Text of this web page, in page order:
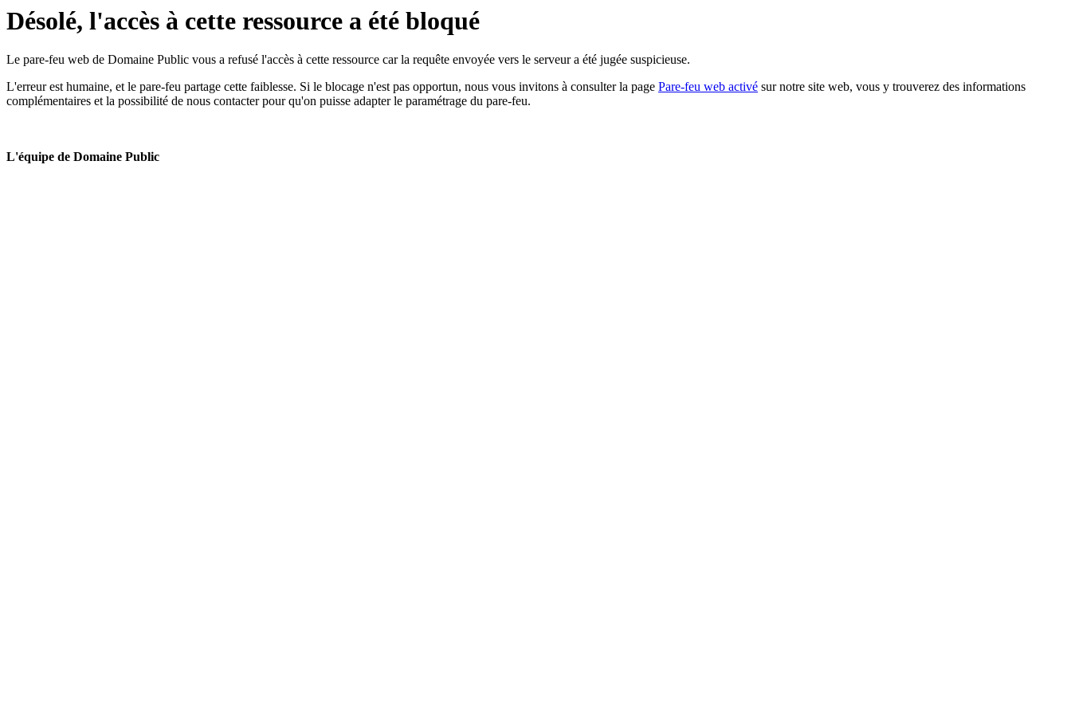
Désolé, l'accès à cette ressource a été bloqué
Le pare-feu web de Domaine Public vous a refusé l'accès à cette ressource car la requête envoyée vers le serveur a été jugée suspicieuse.
L'erreur est humaine, et le pare-feu partage cette faiblesse. Si le blocage n'est pas opportun, nous vous invitons à consulter la page Pare-feu web activé sur notre site web, vous y trouverez des informations
complémentaires et la possibilité de nous contacter pour qu'on puisse adapter le paramétrage du pare-feu.
L'équipe de Domaine Public